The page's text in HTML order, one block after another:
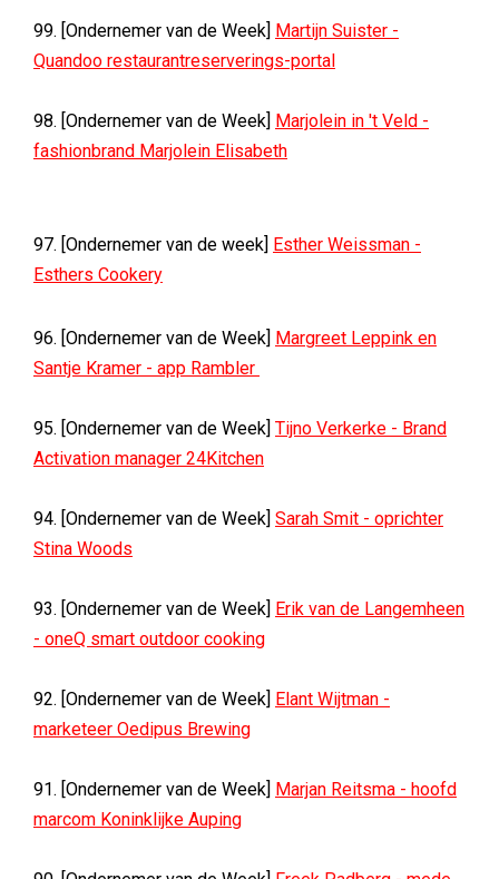
99. [Ondernemer van de Week] Martijn Suister -
Quandoo restaurantreserverings-portal
98. [Ondernemer van de Week] Marjolein in 't Veld -
fashionbrand Marjolein Elisabeth
97. [Ondernemer van de week] Esther Weissman -
Esthers Cookery
96. [Ondernemer van de Week] Margreet Leppink en
Santje Kramer - app Rambler
95. [Ondernemer van de Week] Tijno Verkerke - Brand
Activation manager 24Kitchen
94. [Ondernemer van de Week] Sarah Smit - oprichter
Stina Woods
93. [Ondernemer van de Week] Erik van de Langemheen
- oneQ smart outdoor cooking
92. [Ondernemer van de Week] Elant Wijtman -
marketeer Oedipus Brewing
91. [Ondernemer van de Week] Marjan Reitsma - hoofd
marcom Koninklijke Auping